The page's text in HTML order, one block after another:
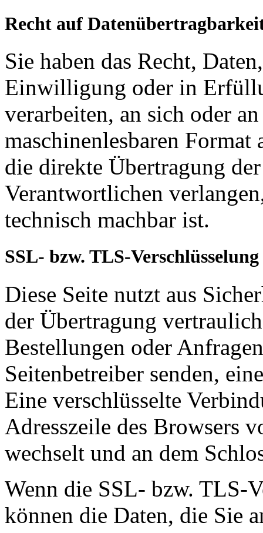
Recht auf
Sie haben das Recht,
Einwilligung oder in
verarbeiten, an sich oder
maschinenlesbaren Format
die direkte Übertragung
Verantwortlichen
technisch machbar ist.
SSL- bzw. TLS-Verschlüsselung
Diese Seite nutzt aus
der Übertragung
Bestellungen oder
Seitenbetreiber senden,
Eine verschlüsselte
Adresszeile des Browsers
wechselt und an dem
Wenn die SSL- bzw. TLS-
können die Daten, die Sie